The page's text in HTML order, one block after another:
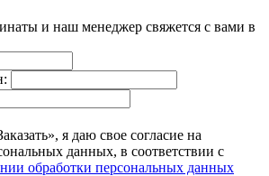
и наш менеджер свяжется с вами в
я даю свое согласие на
данных, в соответствии с
обработки персональных данных